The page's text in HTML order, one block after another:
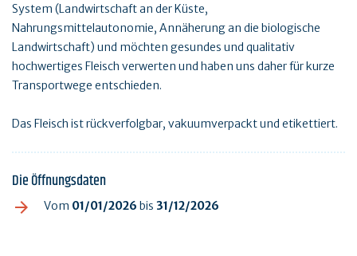
System (Landwirtschaft an der Küste,
Nahrungsmittelautonomie, Annäherung an die biologische
Landwirtschaft) und möchten gesundes und qualitativ
hochwertiges Fleisch verwerten und haben uns daher für kurze
Transportwege entschieden.
Das Fleisch ist rückverfolgbar, vakuumverpackt und etikettiert.
Die Öffnungsdaten
Vom 01/01/2026 bis 31/12/2026